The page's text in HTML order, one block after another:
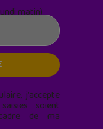
matin)
j’accepte
soient
de ma